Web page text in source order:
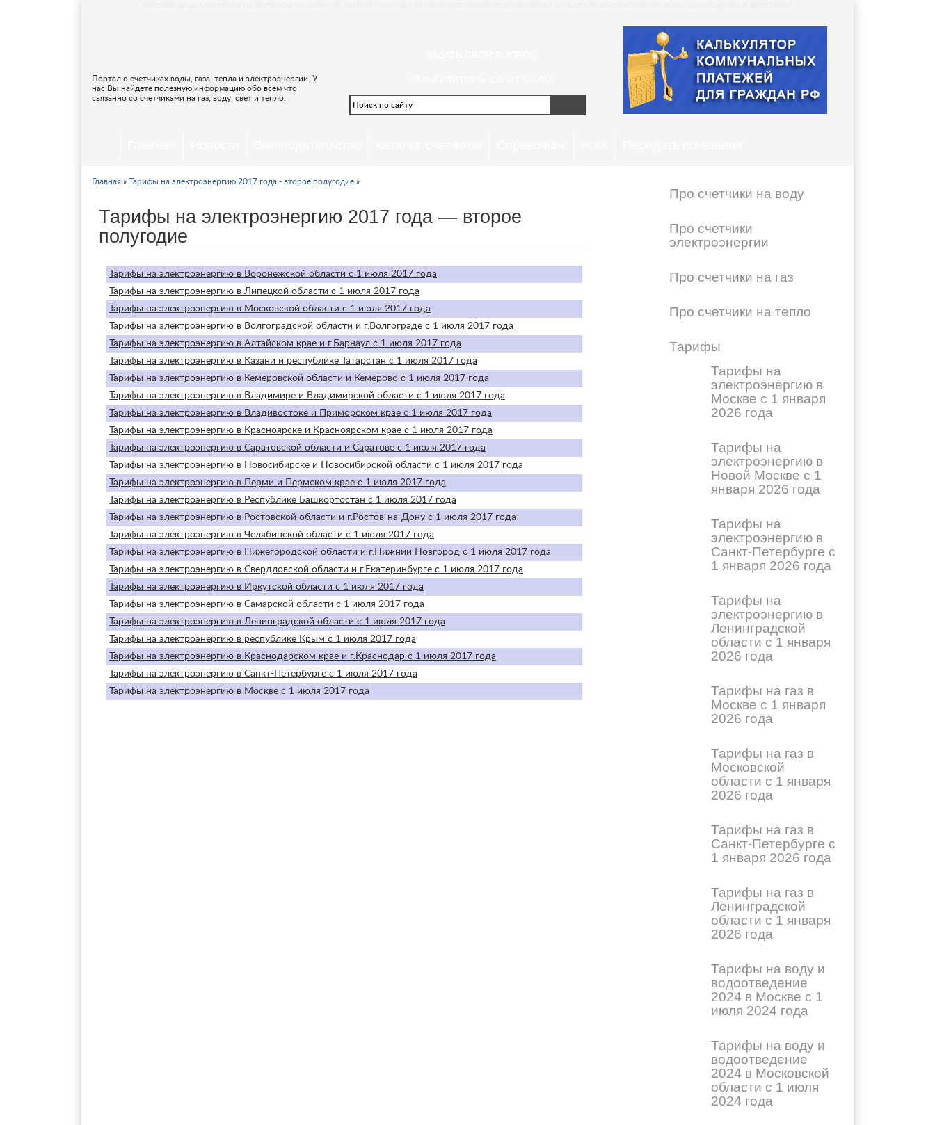
Портал о счетчиках воды, газа, тепла и электроэнергии. У
нас Вы найдете полезную информацию обо всем что
связанно со счетчиками на газ, воду, свет и тепло.
Главная » Тарифы на электроэнергию 2017 года - второе полугодие »
Тарифы на электроэнергию 2017 года — второе
полугодие
Тарифы на электроэнергию в Воронежской области с 1 июля 2017 года
Тарифы на электроэнергию в Липецкой области с 1 июля 2017 года
Тарифы на электроэнергию в Московской области с 1 июля 2017 года
Тарифы на электроэнергию в Волгоградской области и г.Волгограде с 1 июля 2017 года
Тарифы на электроэнергию в Алтайском крае и г.Барнаул с 1 июля 2017 года
Тарифы на электроэнергию в Казани и республике Татарстан с 1 июля 2017 года
Тарифы на электроэнергию в Кемеровской области и Кемерово с 1 июля 2017 года
Тарифы на электроэнергию в Владимире и Владимирской области с 1 июля 2017 года
Тарифы на электроэнергию в Владивостоке и Приморском крае с 1 июля 2017 года
Тарифы на электроэнергию в Красноярске и Красноярском крае с 1 июля 2017 года
Тарифы на электроэнергию в Саратовской области и Саратове с 1 июля 2017 года
Тарифы на электроэнергию в Новосибирске и Новосибирской области с 1 июля 2017 года
Тарифы на электроэнергию в Перми и Пермском крае с 1 июля 2017 года
Тарифы на электроэнергию в Республике Башкортостан с 1 июля 2017 года
Тарифы на электроэнергию в Ростовской области и г.Ростов-на-Дону с 1 июля 2017 года
Тарифы на электроэнергию в Челябинской области с 1 июля 2017 года
Тарифы на электроэнергию в Нижегородской области и г.Нижний Новгород с 1 июля 2017 года
Тарифы на электроэнергию в Свердловской области и г.Екатеринбурге с 1 июля 2017 года
Тарифы на электроэнергию в Иркутской области с 1 июля 2017 года
Тарифы на электроэнергию в Самарской области с 1 июля 2017 года
Тарифы на электроэнергию в Ленинградской области с 1 июля 2017 года
Тарифы на электроэнергию в республике Крым с 1 июля 2017 года
Тарифы на электроэнергию в Краснодарском крае и г.Краснодар с 1 июля 2017 года
Тарифы на электроэнергию в Санкт-Петербурге с 1 июля 2017 года
Тарифы на электроэнергию в Москве с 1 июля 2017 года
Про счетчики на воду
Про счетчики
электроэнергии
Про счетчики на газ
Про счетчики на тепло
Тарифы
Тарифы на
электроэнергию в
Москве с 1 января
2026 года
Тарифы на
электроэнергию в
Новой Москве с 1
января 2026 года
Тарифы на
электроэнергию в
Санкт-Петербурге с
1 января 2026 года
Тарифы на
электроэнергию в
Ленинградской
области с 1 января
2026 года
Тарифы на газ в
Москве с 1 января
2026 года
Тарифы на газ в
Московской
области с 1 января
2026 года
Тарифы на газ в
Санкт-Петербурге с
1 января 2026 года
Тарифы на газ в
Ленинградской
области с 1 января
2026 года
Тарифы на воду и
водоотведение
2024 в Москве с 1
июля 2024 года
Тарифы на воду и
водоотведение
2024 в Московской
области с 1 июля
2024 года